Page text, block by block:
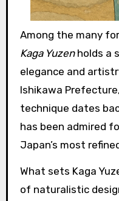
Among the many
Kaga Yuzenholds a
elegance and
Ishikawa
technique dates
has been admired
Japan’s most
What sets Kaga
of naturalistic